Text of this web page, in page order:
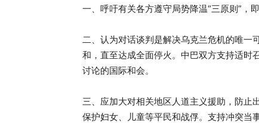
一、呼吁有关各方遵守局势降温“三原则”，
二、认为对话谈判是解决乌克兰危机的唯一
和，直至达成全面停火。中巴双方支持适时
讨论的国际和会。
三、应加大对相关地区人道主义援助，防止
保护妇女、儿童等平民和战俘。支持冲突当